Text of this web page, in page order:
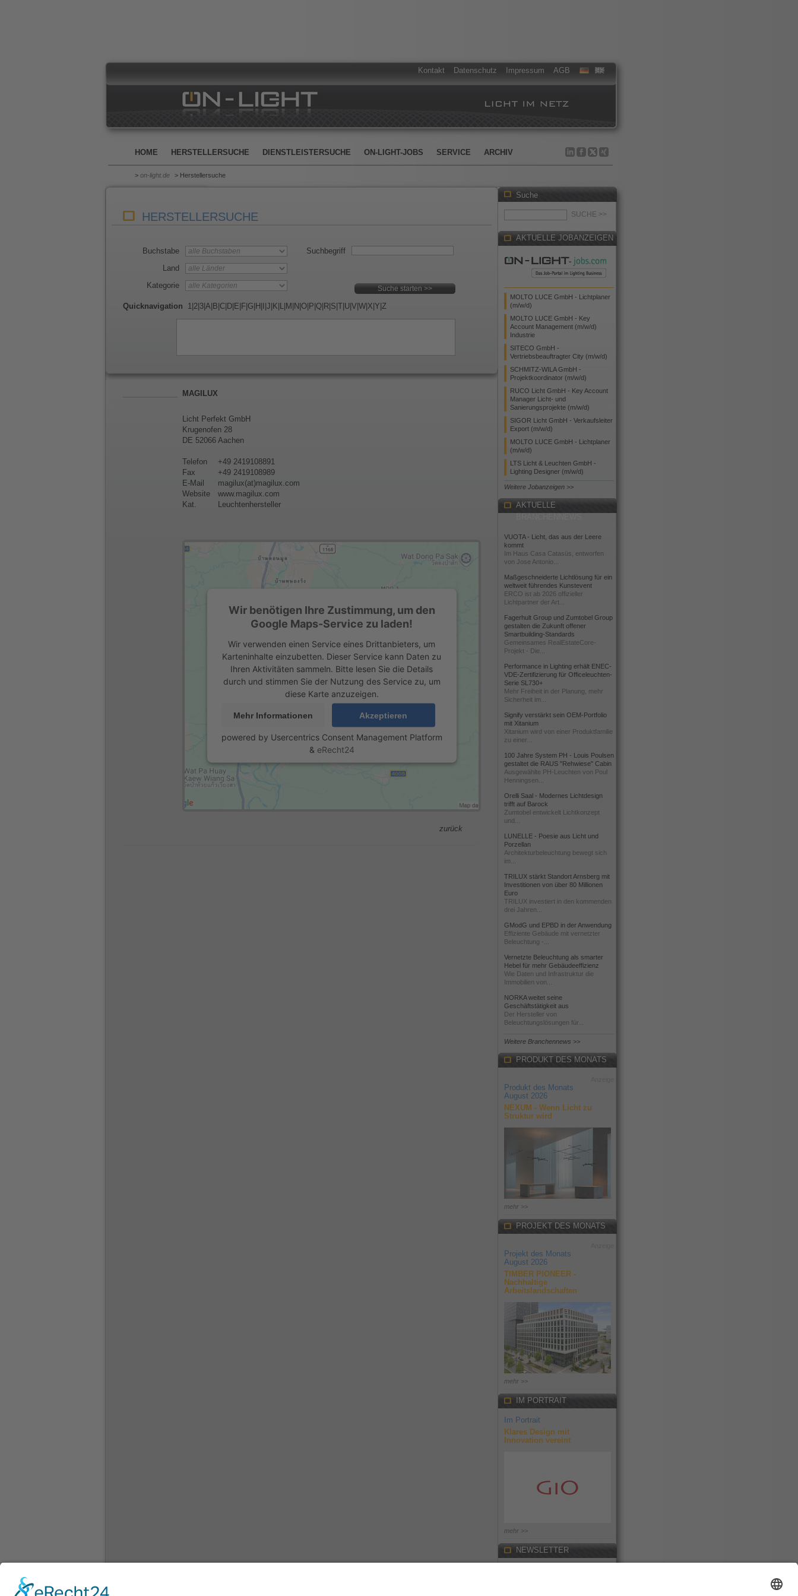
Kontakt Datenschutz Impressum AGB
HOME HERSTELLERSUCHE DIENSTLEISTERSUCHE ON-LIGHT-JOBS SERVICE ARCHIV
> on-light.de > Herstellersuche
HERSTELLERSUCHE
Buchstabe
Land
Kategorie
Suchbegriff
Quicknavigation 1 2 3 A B C D E F G H J K L M N O P Q R S T U V W X Y Z
MAGILUX
Licht Perfekt GmbH
Krugenofen 28
DE 52066 Aachen
Telefon
+49 2419108891
Fax
+49 2419108989
E-Mail
magilux(at)magilux.com
Website
www.magilux.com
Kat.
Leuchtenhersteller
Wir benötigen Ihre Zustimmung, um den
Google Maps-Service zu laden!
Wir verwenden einen Service eines Drittanbieters, um
Karteninhalte einzubetten. Dieser Service kann Daten zu
Ihren Aktivitäten sammeln. Bitte lesen Sie die Details
durch und stimmen Sie der Nutzung des Service zu, um
diese Karte anzuzeigen.
Mehr Informationen Akzeptieren
powered by Usercentrics Consent Management Platform
& eRecht24
zurück
Suche
AKTUELLE JOBANZEIGEN
MOLTO LUCE GmbH - Lichtplaner
(m/w/d)
MOLTO LUCE GmbH - Key
Account Management (m/w/d)
Industrie
SITECO GmbH -
Vertriebsbeauftragter City (m/w/d)
SCHMITZ-WILA GmbH -
Projektkoordinator (m/w/d)
RUCO Licht GmbH - Key Account
Manager Licht- und
Sanierungsprojekte (m/w/d)
SIGOR Licht GmbH - Verkaufsleiter
Export (m/w/d)
MOLTO LUCE GmbH - Lichtplaner
(m/w/d)
LTS Licht & Leuchten GmbH -
Lighting Designer (m/w/d)
Weitere Jobanzeigen >>
AKTUELLE
VUOTA - Licht, das aus der Leere
kommt
Im Haus Casa Catasüs, entworfen
von Jose Antonio...
Maßgeschneiderte Lichtlösung für ein
weltweit führendes Kunstevent
ERCO ist ab 2026 offizieller
Lichtpartner der Art...
Fagerhult Group und Zumtobel Group
gestalten die Zukunft offener
Smartbuilding-Standards
Gemeinsames RealEstateCore-
Projekt - Die...
Performance in Lighting erhält ENEC-
VDE-Zertifizierung für Officeleuchten-
Serie SL730+
Mehr Freiheit in der Planung, mehr
Sicherheit im...
Signify verstärkt sein OEM-Portfolio
mit Xitanium
Xitanium wird von einer Produktfamilie
zu einer...
100 Jahre System PH - Louis Poulsen
gestaltet die RAUS "Rehwiese" Cabin
Ausgewählte PH-Leuchten von Poul
Henningsen...
Orelli Saal - Modernes Lichtdesign
trifft auf Barock
Zumtobel entwickelt Lichtkonzept
und...
LUNELLE - Poesie aus Licht und
Porzellan
Architekturbeleuchtung bewegt sich
im...
TRILUX stärkt Standort Arnsberg mit
Investitionen von über 80 Millionen
Euro
TRILUX investiert in den kommenden
drei Jahren...
GModG und EPBD in der Anwendung
Effiziente Gebäude mit vernetzter
Beleuchtung -...
Vernetzte Beleuchtung als smarter
Hebel für mehr Gebäudeeffizienz
Wie Daten und Infrastruktur die
Immobilien von...
NORKA weitet seine
Geschäftstätigkeit aus
Der Hersteller von
Beleuchtungslösungen für...
Weitere Branchennews >>
PRODUKT DES MONATS
Produkt des Monats
August 2026
NEXUM - Wenn Licht zu
Struktur wird
mehr >>
PROJEKT DES MONATS
Projekt des Monats
August 2026
TIMBER PIONEER -
Nachhaltige
Arbeitslandschaften
mehr >>
IM PORTRAIT
Im Portrait
Klares Design mit
Innovation vereint
mehr >>
NEWSLETTER